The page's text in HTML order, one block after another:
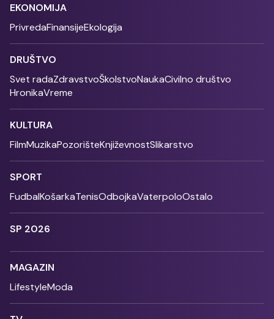
EKONOMIJA
PrivredaFinansijeEkologija
DRUŠTVO
Svet radaZdravstvoŠkolstvoNaukaCivilno društvo
HronikaVreme
KULTURA
FilmMuzikaPozorišteKnjiževnostSlikarstvo
SPORT
FudbalKošarkaTenisOdbojkaVaterpoloOstalo
SP 2026
MAGAZIN
LifestyleModa